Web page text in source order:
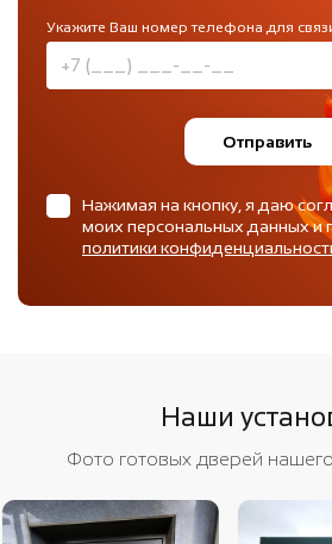
Укажите Ваш номер телефона для
Отправить
Нажимая на кнопку, я даю
моих персональных данных и
политики
Наши
Фото готовых дверей